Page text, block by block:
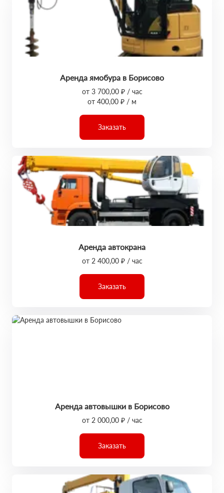
Аренда ямобура в Борисово
от 3 700,00 ₽ / час
от 400,00 ₽ / м
Заказать
Аренда автокрана
от 2 400,00 ₽ / час
Заказать
Аренда автовышки в Борисово
от 2 000,00 ₽ / час
Заказать